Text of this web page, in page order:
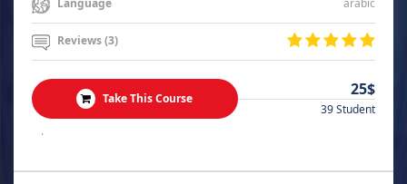
Language
Reviews (3)
Take This Course 25$
39 Student
.